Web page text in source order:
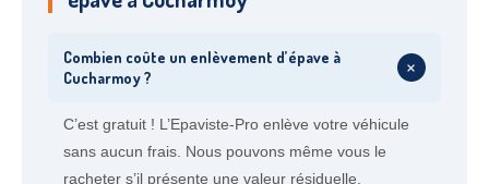
Combien coûte un enlèvement d’épave à
Cucharmoy ?
+
C’est gratuit ! L’Epaviste-Pro enlève votre véhicule
sans aucun frais. Nous pouvons même vous le
racheter s’il présente une valeur résiduelle.